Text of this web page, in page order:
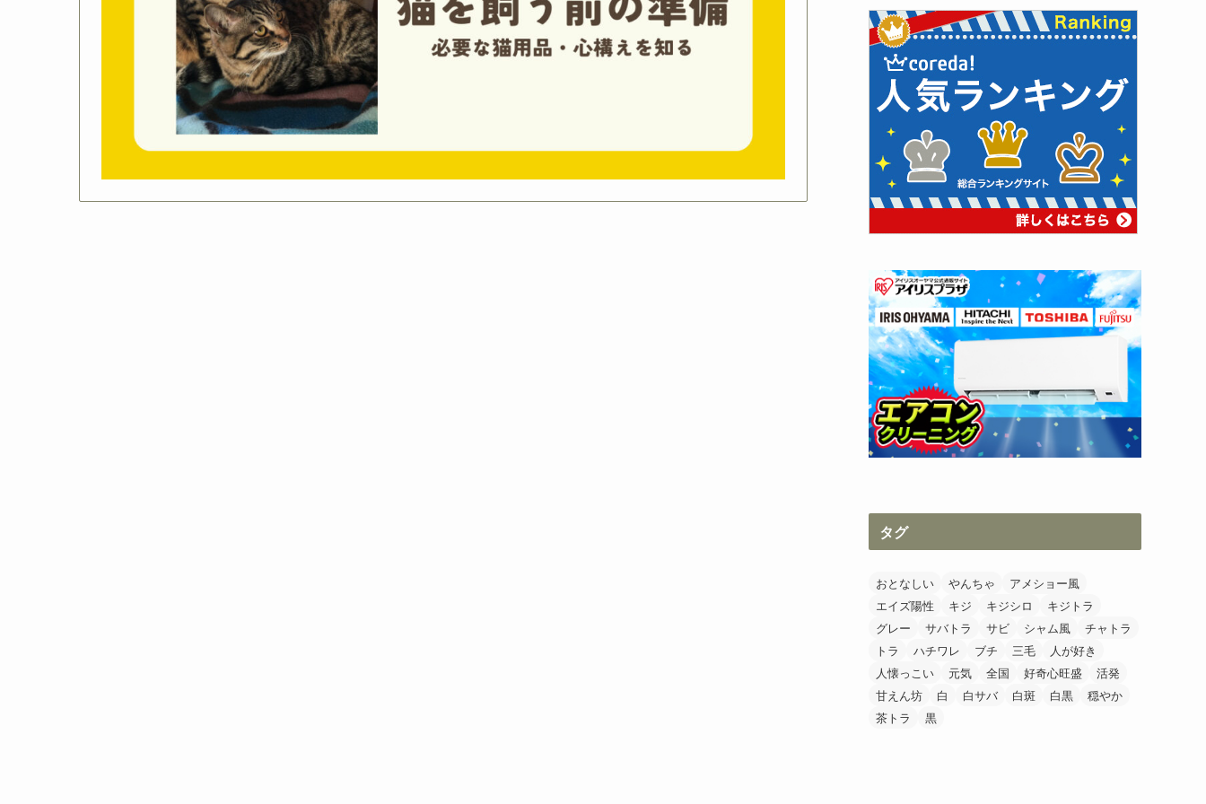
タグ
おとなしい やんちゃ
アメショー風
エイズ陽性
キジ キジシロ
キジトラ
グレー
サバトラ サビ シャム風
チャトラ
トラ
ハチワレ ブチ 三毛
人が好き
人懐っこい
元気 全国 好奇心旺盛
活発
甘えん坊
白 白サバ 白斑 白黒
穏やか
茶トラ
黒